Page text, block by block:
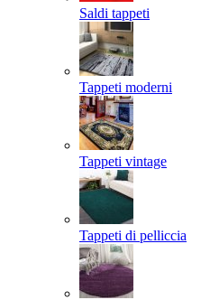
Saldi tappeti
Tappeti moderni
Tappeti vintage
Tappeti di pelliccia